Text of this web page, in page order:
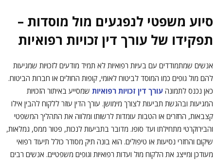
סיוע משפטי לנפגעים מול מוסדות –
תפקידו של עורך דין זכויות רפואיות
אנשים שמתמודדים עם בעיות רפואיות לא תמיד מודעים לזכויות שמגיעות
להם מול גופים כמו המוסד לביטוח לאומי, קופות החולים או חברות הביטוח.
כאן נכנס לתמונה עורך דין זכויות רפואיות שמסייע באיתור הזכויות
המגיעות ובהגשת תביעות לצורך מימושן. עורך הדין עוזר ללקוח להבין אילו
קצבאות, החזרים או הטבות עומדות לרשותו ומלווה את התהליך המשפטי
והבירוקרטי מתחילתו ועד סופו. מדובר בתביעות לנכות, פטור ממס, גמלאות,
שיקום והחזרי נסיעות או טיפולים. הוא בונה תיק מסודר כולל תיעוד רפואי
מעודכן ומייצג את הלקוח מול ועדות רפואיות וגופים משפטיים. אנשים רבים